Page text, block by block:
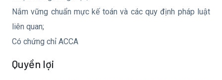
Nắm vững chuẩn mực kế toán và các quy định pháp luật
liên quan;
Có chứng chỉ ACCA
Quyền lợi